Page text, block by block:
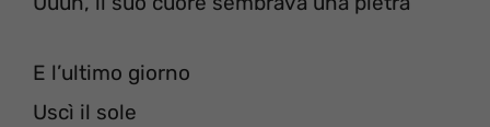
E l’ultimo giorno
Uscì il sole